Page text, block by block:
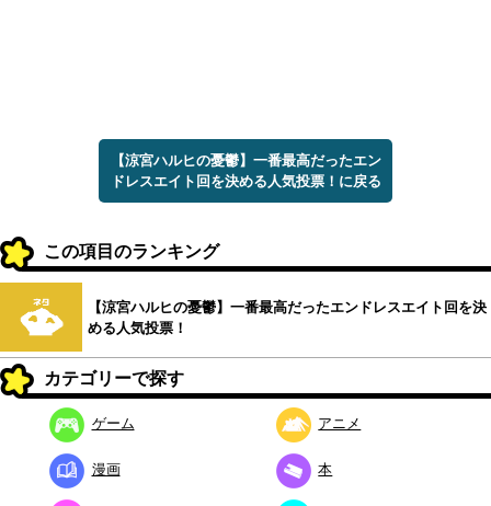
【涼宮ハルヒの憂鬱】一番最高だったエン
ドレスエイト回を決める人気投票！に戻る
この項目のランキング
【涼宮ハルヒの憂鬱】一番最高だったエンドレスエイト回を決
める人気投票！
カテゴリーで探す
ゲーム アニメ
漫画 本